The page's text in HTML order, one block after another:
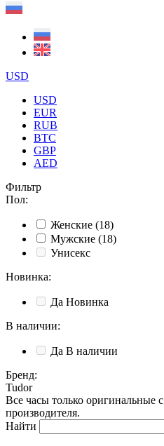
USD
USD
EUR
RUB
BTC
GBP
AED
Фильтр
Пол:
Женские (18)
Мужские (18)
Унисекс
Новинка:
Да Новинка
В наличии:
Да В наличии
Бренд:
Tudor
Все часы только оригинальные с
производителя.
Найти